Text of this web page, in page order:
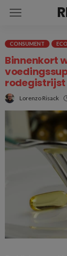
CONSUMENT
Binnenkort
rodegistrijst
Lorenzo Risack